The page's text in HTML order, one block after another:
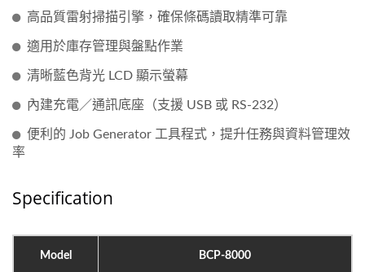
高品質雷射掃描引擎，確保條碼讀取精準可靠
適用於庫存管理與盤點作業
清晰藍色背光 LCD 顯示螢幕
內建充電／通訊底座（支援 USB 或 RS-232）
便利的 Job Generator 工具程式，提升任務與資料管理效
率
Specification
Model BCP-8000